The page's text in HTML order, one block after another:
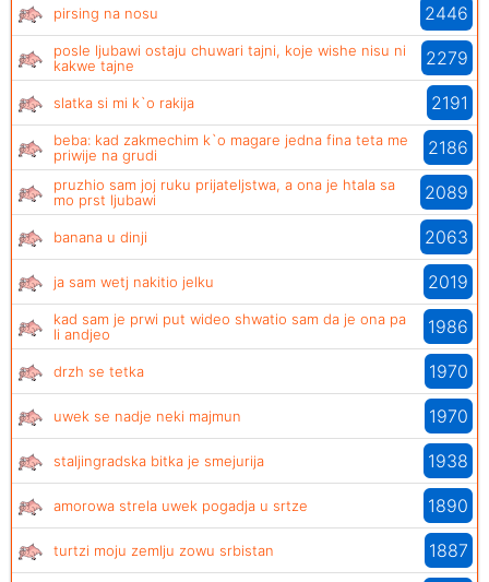
pirsing na nosu 2446
posle ljubawi ostaju chuwari tajni, koje wishe nisu ni
kakwe tajne
2279
slatka si mi k`o rakija 2191
beba: kad zakmechim k`o magare jedna fina teta me
priwije na grudi
2186
pruzhio sam joj ruku prijateljstwa, a ona je htala sa
mo prst ljubawi
2089
banana u dinji 2063
ja sam wetj nakitio jelku 2019
kad sam je prwi put wideo shwatio sam da je ona pa
li andjeo
1986
drzh se tetka 1970
uwek se nadje neki majmun 1970
staljingradska bitka je smejurija 1938
amorowa strela uwek pogadja u srtze 1890
turtzi moju zemlju zowu srbistan 1887